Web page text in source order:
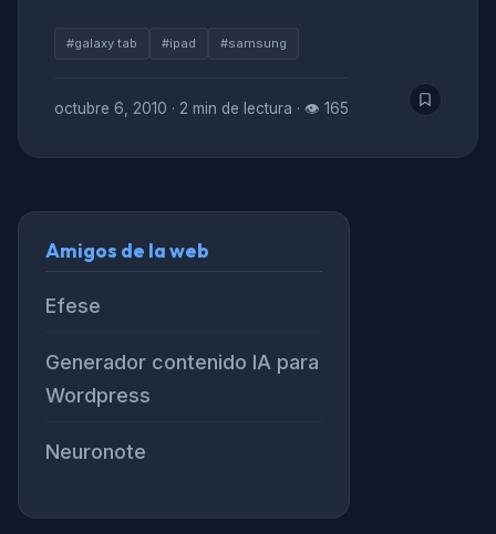
#galaxy tab #ipad #samsung
octubre 6, 2010 · 2 min de lectura · 👁 165
Amigos de la web
Efese
Generador contenido IA para
Wordpress
Neuronote